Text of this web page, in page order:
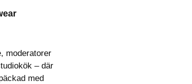
moderatorer
– där
med